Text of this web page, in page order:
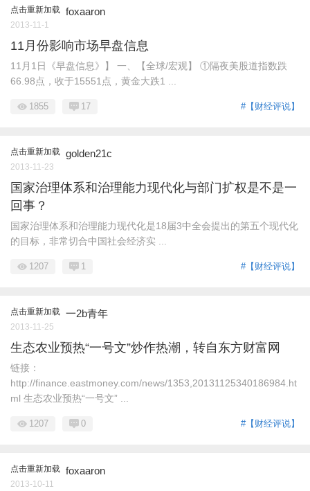
点击重新加载 foxaaron
2013-11-1
11月份影响市场早盘信息
11月1日《早盘信息》】 一、【全球/宏观】 ①隔夜美股道指数跌
66.98点，收于15551点，黄金大跌1 ...
#【财经评说】
1855 17
点击重新加载 golden21c
2013-11-23
国家治理体系和治理能力现代化与部门扩权是不是一
回事？
国家治理体系和治理能力现代化是18届3中全会提出的第五个现代化
的目标，非常切合中国社会经济实 ...
#【财经评说】
1207 1
点击重新加载 一2b青年
2013-11-25
生态农业预热“一号文”炒作热潮，转自东方财富网
链接：
http://finance.eastmoney.com/news/1353,20131125340186984.ht
ml 生态农业预热“一号文” ...
#【财经评说】
1207 0
点击重新加载 foxaaron
2013-10-11